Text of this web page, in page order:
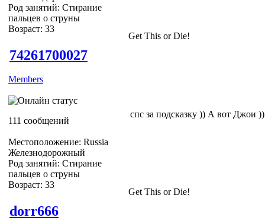
Род занятий: Стирание
пальцев о струны
Возраст: 33
Get This or Die!
74261700027
Members
111 сообщений
Местоположение: Russia
Железнодорожный
Род занятий: Стирание
пальцев о струны
Возраст: 33
спс за подсказку )) А вот Джои ))
Get This or Die!
dorr666